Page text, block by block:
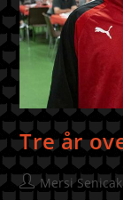
Tre år
Mersi Senicak